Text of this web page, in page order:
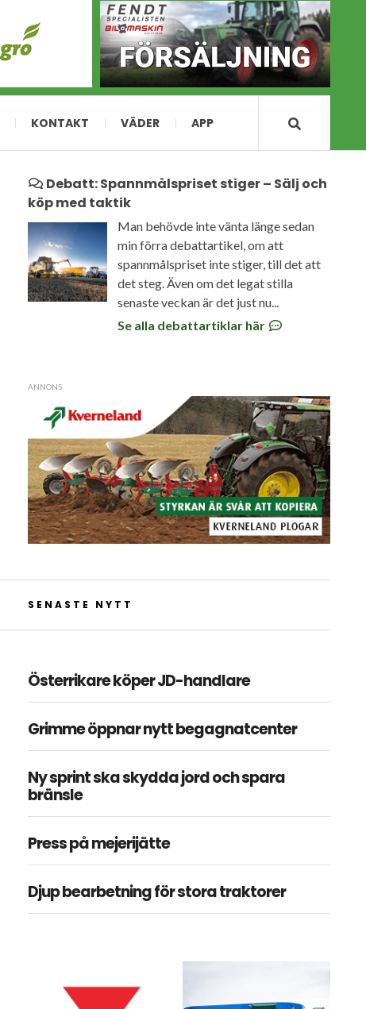
KONTAKT VÄDER APP
Debatt: Spannmålspriset stiger – Sälj och
köp med taktik
Man behövde inte vänta länge sedan
min förra debattartikel, om att
spannmålspriset inte stiger, till det att
det steg. Även om det legat stilla
senaste veckan är det just nu...
Se alla debattartiklar här
ANNONS
SENASTE NYTT
Österrikare köper JD-handlare
Grimme öppnar nytt begagnatcenter
Ny sprint ska skydda jord och spara
bränsle
Press på mejerijätte
Djup bearbetning för stora traktorer